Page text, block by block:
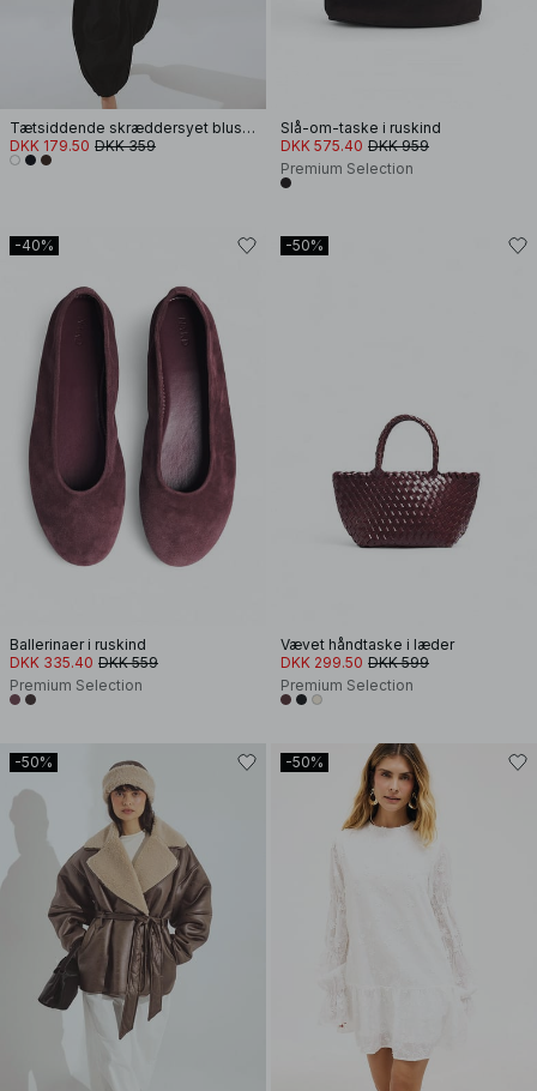
Tætsiddende skræddersyet bluse med knapper foran
DKK 179.50 DKK 359
Slå-om-taske i ruskind
DKK 575.40 DKK 959
Premium Selection
-40%
Ballerinaer i ruskind
DKK 335.40 DKK 559
Premium Selection
-50%
Vævet håndtaske i læder
DKK 299.50 DKK 599
Premium Selection
-50% -50%